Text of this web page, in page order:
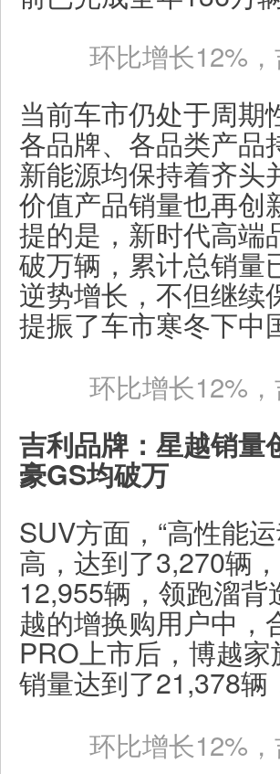
环比增长12%
当前车市仍处于周
各品牌、各品类产品
新能源均保持着齐头
价值产品销量也再创
提的是，新时代高端
破万辆，累计总销量
逆势增长，不但继续
提振了车市寒冬下中
环比增长12%
吉利品牌：星越销量
豪GS均破万
SUV方面，“高性能
高，达到了3,270辆
12,955辆，领跑溜
越的增换购用户中
PRO上市后，博越
销量达到了21,378
环比增长12%